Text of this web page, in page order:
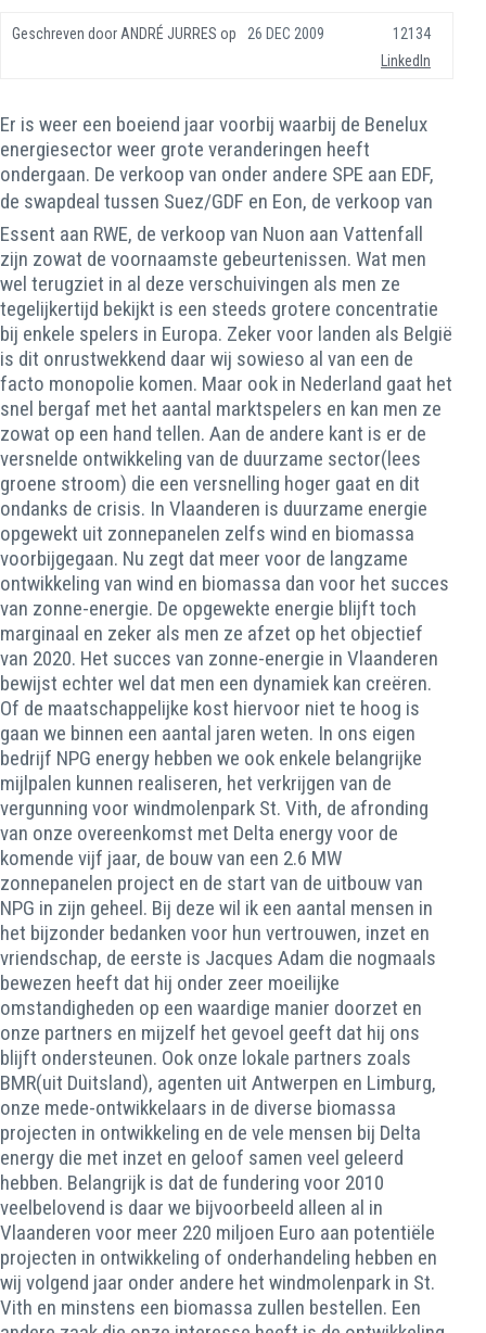
Geschreven door ANDRÉ JURRES op 26 DEC 2009
12134
LinkedIn
Er is weer een boeiend jaar voorbij waarbij de Benelux
energiesector weer grote veranderingen heeft
ondergaan. De verkoop van onder andere SPE aan EDF,
de swapdeal tussen Suez/GDF en Eon, de verkoop van
Essent aan RWE, de verkoop van Nuon aan Vattenfall
zijn zowat de voornaamste gebeurtenissen. Wat men
wel terugziet in al deze verschuivingen als men ze
tegelijkertijd bekijkt is een steeds grotere concentratie
bij enkele spelers in Europa. Zeker voor landen als België
is dit onrustwekkend daar wij sowieso al van een de
facto monopolie komen. Maar ook in Nederland gaat het
snel bergaf met het aantal marktspelers en kan men ze
zowat op een hand tellen. Aan de andere kant is er de
versnelde ontwikkeling van de duurzame sector(lees
groene stroom) die een versnelling hoger gaat en dit
ondanks de crisis. In Vlaanderen is duurzame energie
opgewekt uit zonnepanelen zelfs wind en biomassa
voorbijgegaan. Nu zegt dat meer voor de langzame
ontwikkeling van wind en biomassa dan voor het succes
van zonne-energie. De opgewekte energie blijft toch
marginaal en zeker als men ze afzet op het objectief
van 2020. Het succes van zonne-energie in Vlaanderen
bewijst echter wel dat men een dynamiek kan creëren.
Of de maatschappelijke kost hiervoor niet te hoog is
gaan we binnen een aantal jaren weten. In ons eigen
bedrijf NPG energy hebben we ook enkele belangrijke
mijlpalen kunnen realiseren, het verkrijgen van de
vergunning voor windmolenpark St. Vith, de afronding
van onze overeenkomst met Delta energy voor de
komende vijf jaar, de bouw van een 2.6 MW
zonnepanelen project en de start van de uitbouw van
NPG in zijn geheel. Bij deze wil ik een aantal mensen in
het bijzonder bedanken voor hun vertrouwen, inzet en
vriendschap, de eerste is Jacques Adam die nogmaals
bewezen heeft dat hij onder zeer moeilijke
omstandigheden op een waardige manier doorzet en
onze partners en mijzelf het gevoel geeft dat hij ons
blijft ondersteunen. Ook onze lokale partners zoals
BMR(uit Duitsland), agenten uit Antwerpen en Limburg,
onze mede-ontwikkelaars in de diverse biomassa
projecten in ontwikkeling en de vele mensen bij Delta
energy die met inzet en geloof samen veel geleerd
hebben. Belangrijk is dat de fundering voor 2010
veelbelovend is daar we bijvoorbeeld alleen al in
Vlaanderen voor meer 220 miljoen Euro aan potentiële
projecten in ontwikkeling of onderhandeling hebben en
wij volgend jaar onder andere het windmolenpark in St.
Vith en minstens een biomassa zullen bestellen. Een